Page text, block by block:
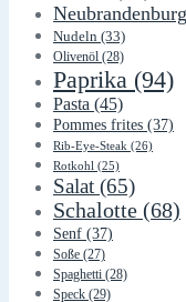
Neubrandenburg
Nudeln (33)
Olivenöl (28)
Paprika (94)
Pasta (45)
Pommes frites (37)
Rib-Eye-Steak (26)
Rotkohl (25)
Salat (65)
Schalotte (68)
Senf (37)
Soße (27)
Spaghetti (28)
Speck (29)